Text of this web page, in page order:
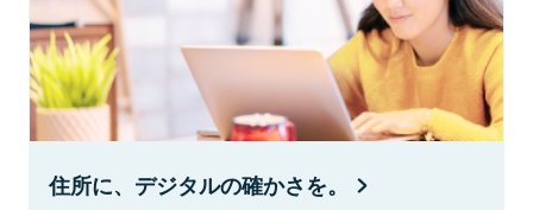
住所に、デジタルの確かさを。